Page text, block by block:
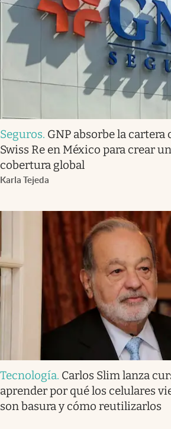
Seguros. GNP absorbe la
Swiss Re en México para crear
cobertura global
Karla Tejeda
Tecnología. Carlos Slim lanza
aprender por qué los celulares
son basura y cómo reutilizarlos